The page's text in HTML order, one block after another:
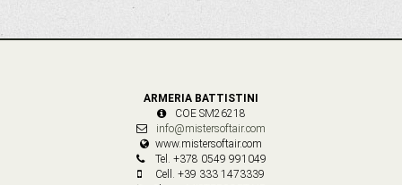
ARMERIA BATTISTINI
COE SM26218
info@mistersoftair.com
www.mistersoftair.com
Tel. +378 0549 991049
Cell. +39 333 1473339